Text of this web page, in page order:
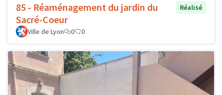
85 - Réaménagement du jardin du
Sacré-Coeur
Réalisé
Ville de Lyon 0 0